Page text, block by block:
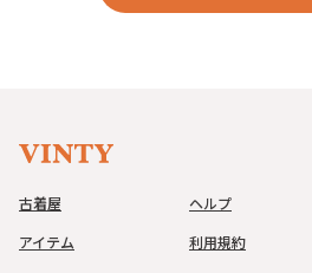
古着屋
アイテム
ヘルプ
利用規約